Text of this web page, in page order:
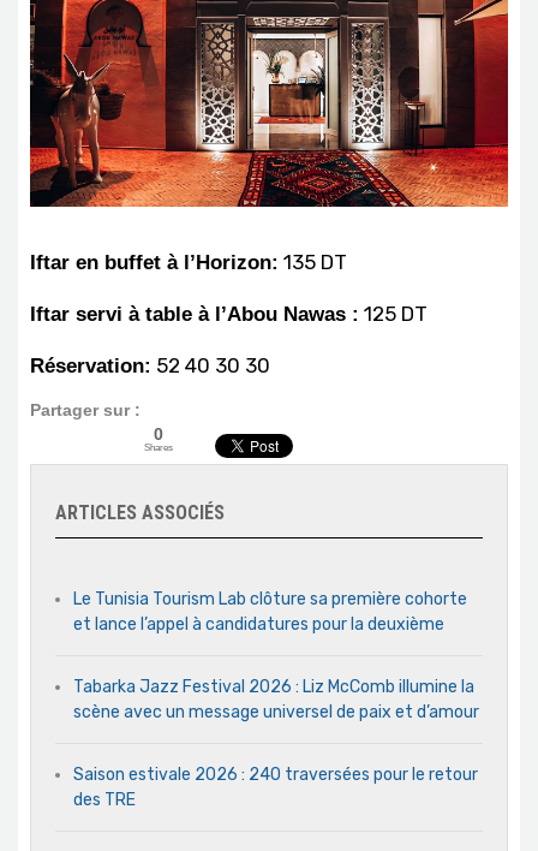
Iftar en buffet à l’Horizon: 135 DT
Iftar servi à table à l’Abou Nawas : 125 DT
Réservation: 52 40 30 30
Partager sur :
0
Shares
ARTICLES ASSOCIÉS
Le Tunisia Tourism Lab clôture sa première cohorte
et lance l’appel à candidatures pour la deuxième
Tabarka Jazz Festival 2026 : Liz McComb illumine la
scène avec un message universel de paix et d’amour
Saison estivale 2026 : 240 traversées pour le retour
des TRE